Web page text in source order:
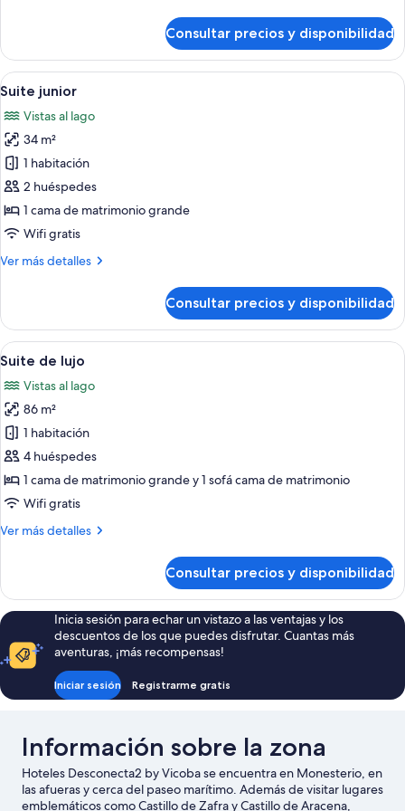
junior
Consultar precios y disponibilidad
Abrir
todas
las
fotos
de
Suite
junior
Un dormitorio moderno con una
12
Suite junior
Vistas al lago
34 m²
1 habitación
2 huéspedes
1 cama de matrimonio grande
Wifi gratis
Ver más detalles
Más
junior
Consultar precios y disponibilidad
Abrir
todas
las
fotos
de
Suite
de
lujo
Una terraza con sillas de mimbre con
10
Suite de lujo
Vistas al lago
86 m²
1 habitación
4 huéspedes
1 cama de matrimonio grande y 1 sofá cama de matrimonio
Wifi gratis
Ver más detalles
Más
de
lujo
Consultar precios y disponibilidad
Inicia sesión para echar un vistazo a las ventajas y los
descuentos de los que puedes disfrutar. Cuantas más
aventuras, ¡más recompensas!
Iniciar sesión Registrarme gratis
Información sobre la zona
Hoteles Desconecta2 by Vicoba se encuentra en Monesterio, en
las afueras y cerca del paseo marítimo. Además de visitar lugares
emblemáticos como Castillo de Zafra y Castillo de Aracena,